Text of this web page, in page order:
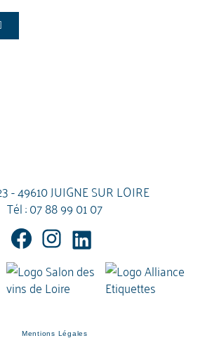
- 49610 JUIGNE SUR LOIRE
Tél :07 88 99 01 07
Mentions Légales